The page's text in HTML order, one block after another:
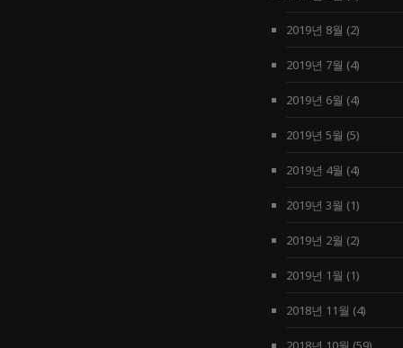
2019년 8월 (2)
2019년 7월 (4)
2019년 6월 (4)
2019년 5월 (5)
2019년 4월 (4)
2019년 3월 (1)
2019년 2월 (2)
2019년 1월 (1)
2018년 11월 (4)